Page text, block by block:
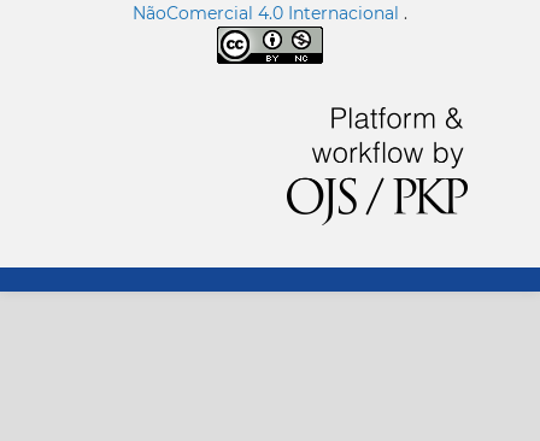
NãoComercial 4.0 Internacional .